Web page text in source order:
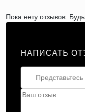
Пока нету отзывов.
НАПИСАТЬ